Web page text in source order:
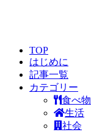
TOP
はじめに
記事一覧
カテゴリー
食べ物
生活
社会